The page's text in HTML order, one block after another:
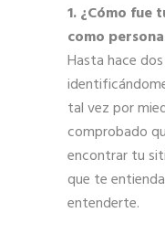
1. ¿Cómo fue
como
Hasta hace
tal vez por
comprobado
encontrar tu
que te
entenderte.